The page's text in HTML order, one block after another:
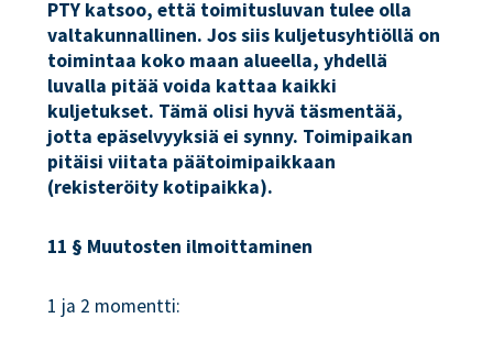
PTY katsoo, että toimitusluvan tulee olla
valtakunnallinen. Jos siis kuljetusyhtiöllä on
toimintaa koko maan alueella, yhdellä
luvalla pitää voida kattaa kaikki
kuljetukset. Tämä olisi hyvä täsmentää,
jotta epäselvyyksiä ei synny. Toimipaikan
pitäisi viitata päätoimipaikkaan
(rekisteröity kotipaikka).
11 § Muutosten ilmoittaminen
1 ja 2 momentti: